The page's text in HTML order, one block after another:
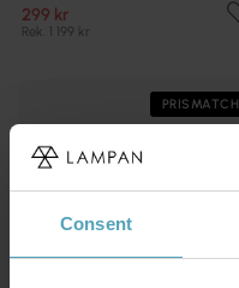
Consent
299 kr
Rek. 1 199 kr
PRISMATCH